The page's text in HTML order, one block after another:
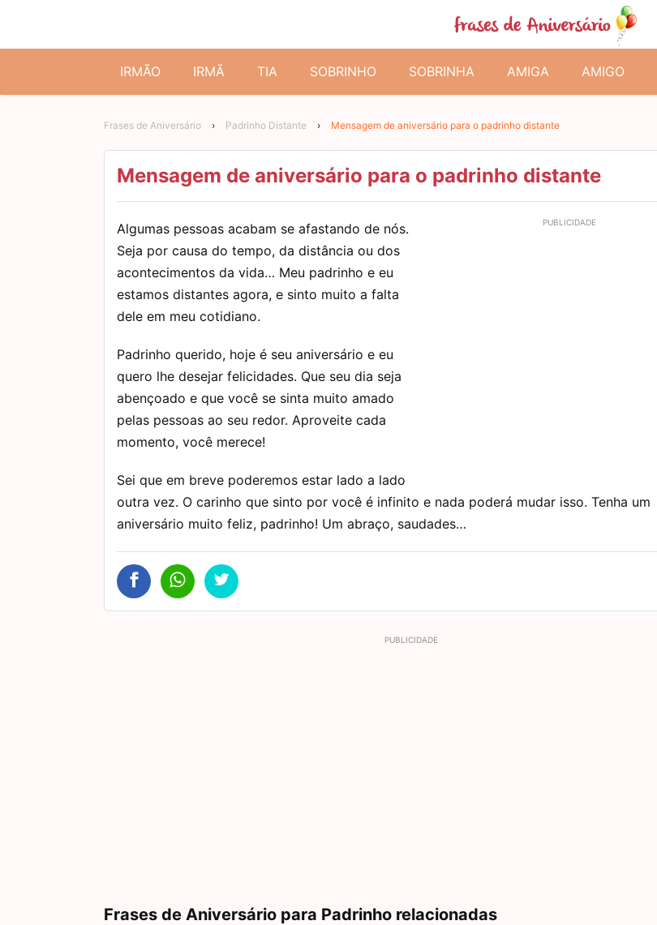
IRMÃO IRMÃ TIA SOBRINHO SOBRINHA AMIGA AMIGO
Frases de Aniversário › Padrinho Distante › Mensagem de aniversário para o padrinho distante
Mensagem de aniversário para o padrinho distante
Algumas pessoas acabam se afastando de nós.
Seja por causa do tempo, da distância ou dos
acontecimentos da vida… Meu padrinho e eu
estamos distantes agora, e sinto muito a falta
dele em meu cotidiano.
Padrinho querido, hoje é seu aniversário e eu
quero lhe desejar felicidades. Que seu dia seja
abençoado e que você se sinta muito amado
pelas pessoas ao seu redor. Aproveite cada
momento, você merece!
Sei que em breve poderemos estar lado a lado
outra vez. O carinho que sinto por você é infinito e nada poderá mudar isso. Tenha um
aniversário muito feliz, padrinho! Um abraço, saudades…
Frases de Aniversário para Padrinho relacionadas